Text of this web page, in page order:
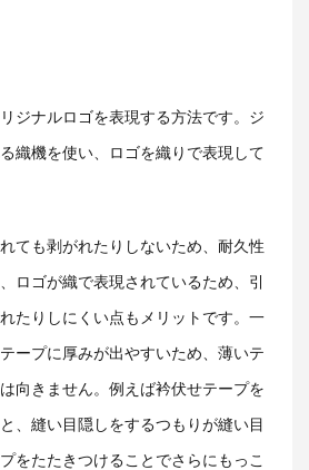
ジナルロゴを表現する方法です。ジ
織機を使い、ロゴを織りで表現して
ても剥がれたりしないため、耐久性
ロゴが織で表現されているため、引
たりしにくい点もメリットです。一
ープに厚みが出やすいため、薄いテ
向きません。例えば衿伏せテープを
、縫い目隠しをするつもりが縫い目
をたたきつけることでさらにもっこ